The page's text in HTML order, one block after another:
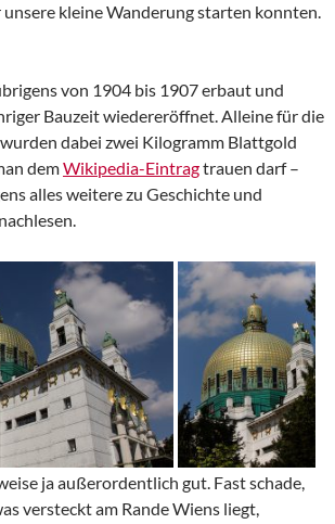
kleine Wanderung starten konnten.
von 1904 bis 1907 erbaut und
Bauzeit wiedereröffnet. Alleine für die
dabei zwei Kilogramm Blattgold
demWikipedia-Eintragtrauen darf –
alles weitere zu Geschichte und
ja außerordentlich gut. Fast schade,
versteckt am Rande Wiens liegt,